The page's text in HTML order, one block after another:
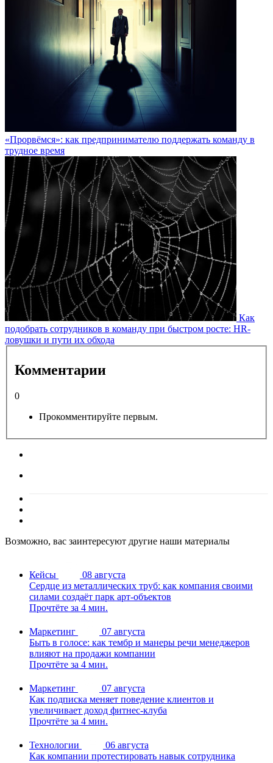
«Прорвёмся»: как предпринимателю поддержать команду в
трудное время
Как
подобрать сотрудников в команду при быстром росте: HR-
ловушки и пути их обхода
Комментарии
0
Прокомментируйте первым.
Возможно, вас заинтересуют другие наши материалы
Кейсы
08 августа
Сердце из металлических труб: как компания своими
силами создаёт парк арт-объектов
Прочтёте за 4 мин.
Маркетинг
07 августа
Быть в голосе: как тембр и манеры речи менеджеров
влияют на продажи компании
Прочтёте за 4 мин.
Маркетинг
07 августа
Как подписка меняет поведение клиентов и
увеличивает доход фитнес-клуба
Прочтёте за 4 мин.
Технологии
06 августа
Как компании протестировать навык сотрудника